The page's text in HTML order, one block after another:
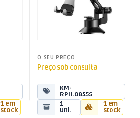
1 em
stock
O SEU PREÇO
Preço sob consulta
KM-
RPH.0855S
1
uni.
1 em
stock